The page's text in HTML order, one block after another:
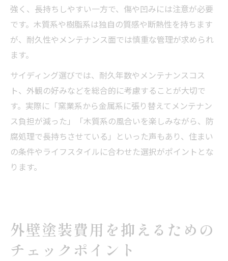
強く、長持ちしやすい一方で、傷や凹みには注意が必要
です。木質系や樹脂系は独自の質感や断熱性を持ちます
が、耐久性やメンテナンス面では慎重な管理が求められ
ます。
サイディング選びでは、耐久年数やメンテナンスコス
ト、外観の好みなどを総合的に考慮することが大切で
す。実際に「窯業系から金属系に張り替えてメンテナン
ス負担が減った」「木質系の風合いを楽しみながら、防
腐処理で長持ちさせている」といった声もあり、住まい
の条件やライフスタイルに合わせた選択がポイントとな
ります。
外壁塗装費用を抑えるための
チェックポイント